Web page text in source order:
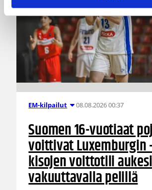
EM-kilpailut 08.08.2026 00:37
Suomen 16-vuotiaat
voittivat Luxemburgin
kisojen voittotili aukesi
vakuuttavalla pelillä